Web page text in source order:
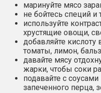
маринуйте мясо
не бойтесь специй и
используйте
хрустящие овощи,
добавляйте
томаты, лимон,
давайте мясу
жарки, чтобы соки
подавайте с
запеченного перца,